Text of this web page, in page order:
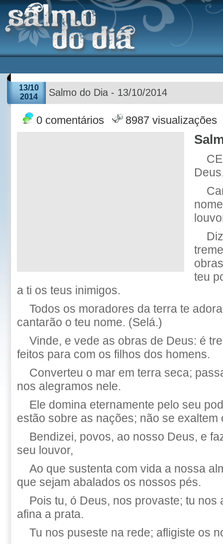
13/10
2014
Salmo do Dia - 13/10/2014
0 comentários 8987 visualizações
teu
a ti os teus inimigos.
Todos os moradores da terra te
cantarão o teu nome. (Selá.)
Vinde, e vede as obras de Deus: é
feitos para com os filhos dos homens.
Converteu o mar em terra seca;
nos alegramos nele.
Ele domina eternamente pelo seu
estão sobre as nações; não se exaltem
Bendizei, povos, ao nosso Deus, e
seu louvor,
Ao que sustenta com vida a nossa
que sejam abalados os nossos pés.
Pois tu, ó Deus, nos provaste; tu nos
afina a prata.
Tu nos puseste na rede; afligiste os